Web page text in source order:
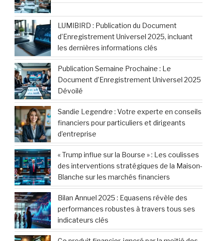
Conflits, pétrole et marchés financiers : Qui
sont les véritables gagnants et perdants ?
Chaînes YouTube françaises : une vague de
disparitions imminente face à l’absence de
modèle économique viable
WLFI de Trump conclut un partenariat
exclusif d’une valeur de 1 million USD avec la
plateforme décentralisée Aster
Pourquoi le chef militaire iranien adopte-t-il
soudainement un discours à l’américaine ?
HOPSCOTCH GROUPE : Bilan Annuel 2025 et
Perspectives